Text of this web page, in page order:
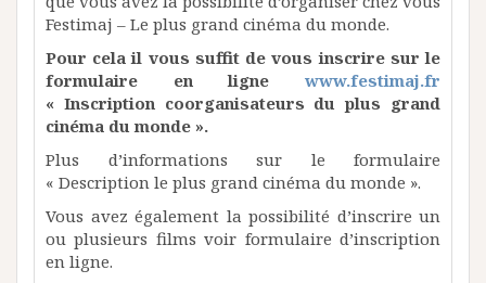
Festimaj – Le plus grand cinéma du monde.
Pour cela il vous suffit de vous inscrire sur le
formulaire en ligne www.festimaj.fr
« Inscription coorganisateurs du plus grand
cinéma du monde ».
Plus d’informations sur le formulaire
« Description le plus grand cinéma du monde ».
Vous avez également la possibilité d’inscrire un
ou plusieurs films voir formulaire d’inscription
en ligne.